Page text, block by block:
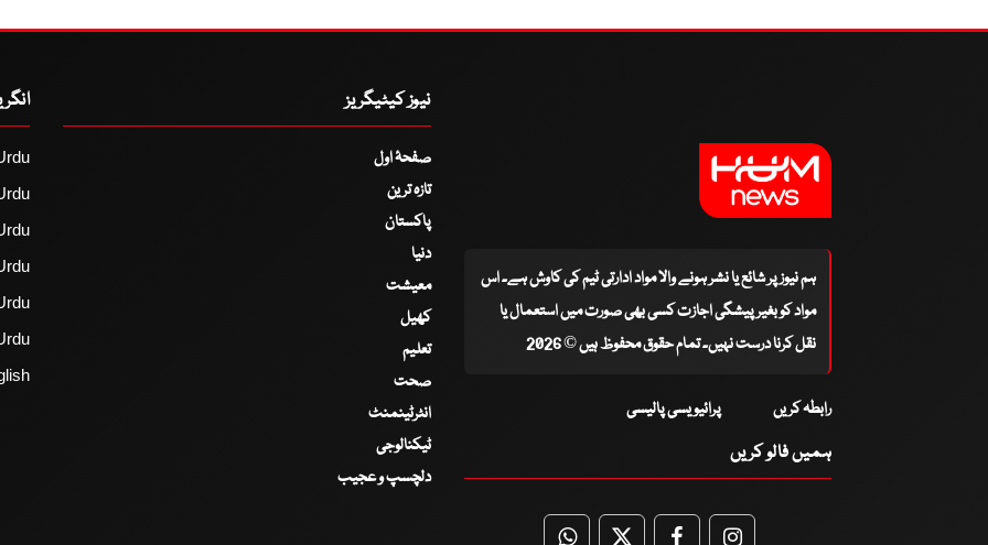
ہم نیوز پر شائع یا نشر ہونے والا مواد ادارتی ٹیم کی کاوش ہے۔ اس
مواد کو بغیر پیشگی اجازت کسی بھی صورت میں استعمال یا
نقل کرنا درست نہیں۔ تمام حقوق محفوظ ہیں © 2026
رابطہ کریں پرائیویسی پالیسی
ہمیں فالو کریں
نیوز کیٹیگریز
صفحۂ اول
تازہ ترین
پاکستان
دنیا
معیشت
کھیل
تعلیم
صحت
انٹرٹینمنٹ
ٹیکنالوجی
دلچسپ و عجیب